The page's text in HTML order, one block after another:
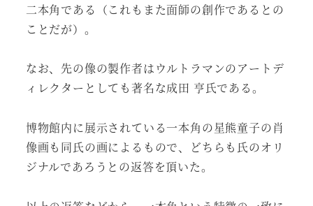
二本角である（これもまた面師の創作であるとの
ことだが）。
なお、先の像の製作者はウルトラマンのアートデ
ィレクターとしても著名な成田 亨氏である。
博物館内に展示されている一本角の星熊童子の肖
像画も同氏の画によるもので、どちらも氏のオリ
ジナルであろうとの返答を頂いた。